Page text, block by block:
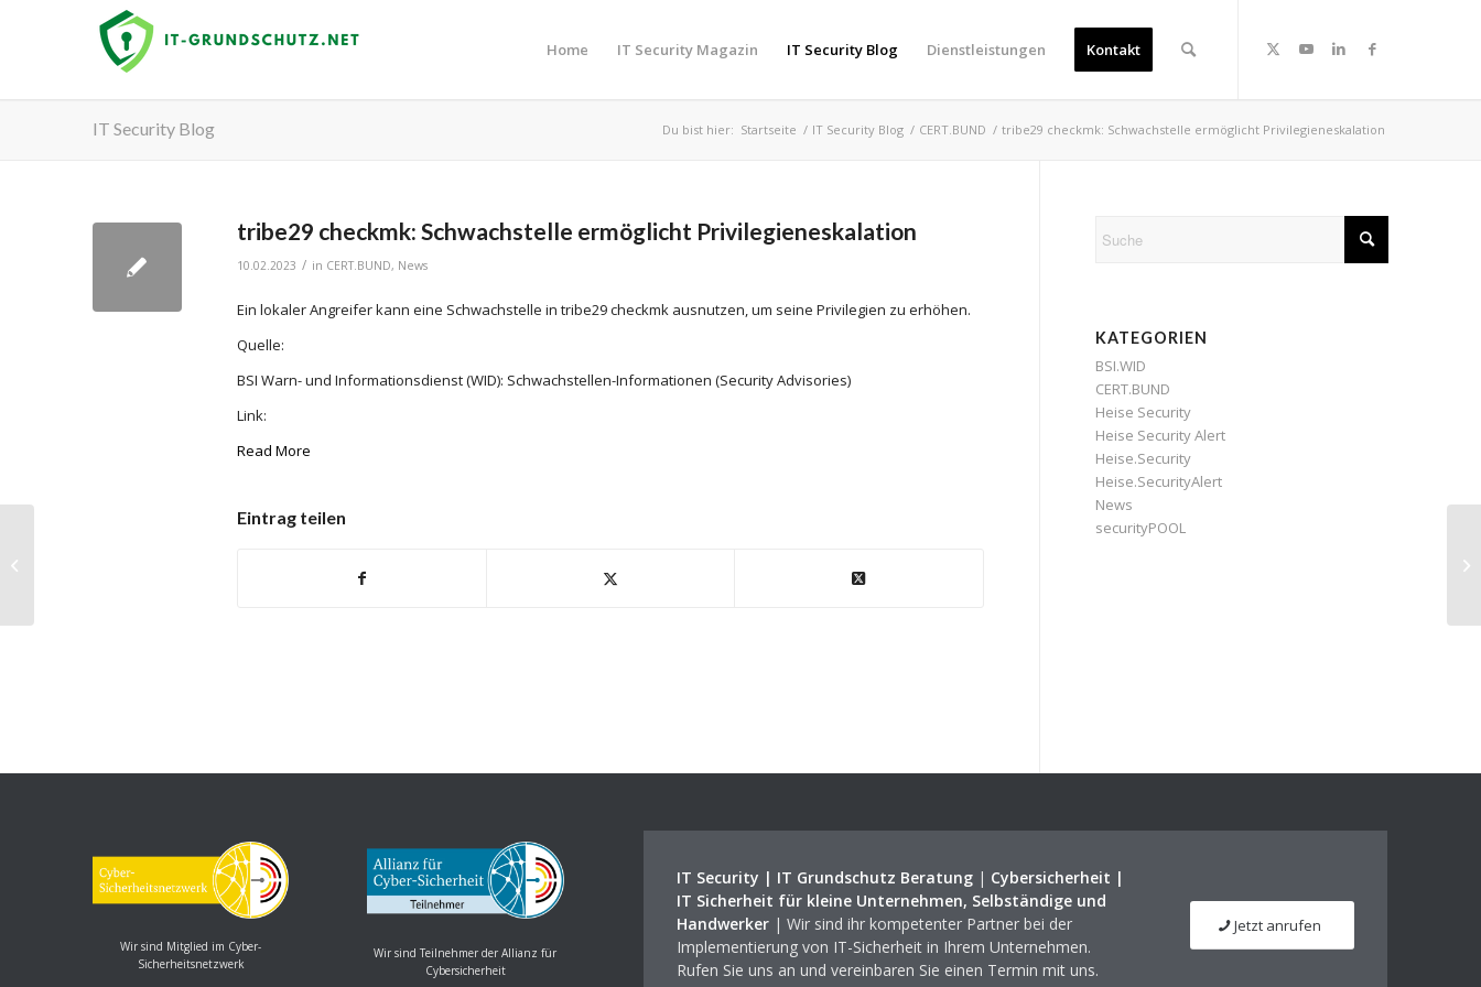
Home IT Security Magazin IT Security Blog Dienstleistungen Kontakt
IT Security Blog Du bist hier: Startseite / IT Security Blog / CERT.BUND / tribe29 checkmk: Schwachstelle ermöglicht Privilegieneskalation
tribe29 checkmk: Schwachstelle ermöglicht Privilegieneskalation
10.02.2023 / in CERT.BUND, News
Ein lokaler Angreifer kann eine Schwachstelle in tribe29 checkmk ausnutzen, um seine Privilegien zu erhöhen.
Quelle:
BSI Warn- und Informationsdienst (WID): Schwachstellen-Informationen (Security Advisories)
Link:
Read More
Eintrag teilen
KATEGORIEN
BSI.WID
CERT.BUND
Heise Security
Heise Security Alert
Heise.Security
Heise.SecurityAlert
News
securityPOOL
Wir sind Mitglied im Cyber-
Sicherheitsnetzwerk
Wir sind Teilnehmer der Allianz für
Cybersicherheit
IT Security | IT Grundschutz Beratung| Cybersicherheit |
IT Sicherheit für kleine Unternehmen, Selbständige und
Handwerker| Wir sind ihr kompetenter Partner bei der
Implementierung von IT-Sicherheit in Ihrem Unternehmen.
Rufen Sie uns an und vereinbaren Sie einen Termin mit uns.
Jetzt anrufen